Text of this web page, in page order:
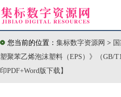
您当前的位置： 集标数字资源网 >
塑聚苯乙烯泡沫塑料（EPS）》（GB/
印PDF+Word版下载】